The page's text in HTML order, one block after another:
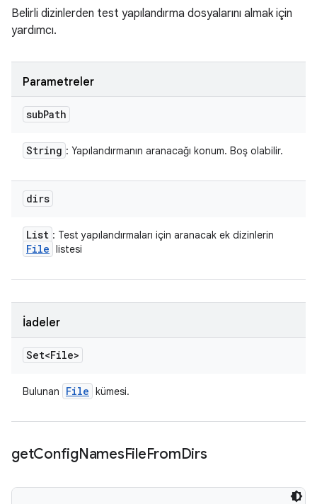
Belirli dizinlerden test yapılandırma dosyalarını almak için
yardımcı.
Parametreler
subPath
String : Yapılandırmanın aranacağı konum. Boş olabilir.
dirs
List : Test yapılandırmaları için aranacak ek dizinlerin
File listesi
İadeler
Set<File>
Bulunan File kümesi.
getConfigNamesFileFromDirs